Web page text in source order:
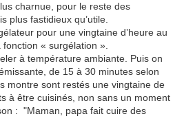
charnue, pour le reste des
plus fastidieux qu’utile.
pour une vingtaine d’heure au
« surgélation ».
à température ambiante. Puis on
de 15 à 30 minutes selon
montre sont restés une vingtaine de
à être cuisinés, non sans un moment
: "Maman, papa fait cuire des